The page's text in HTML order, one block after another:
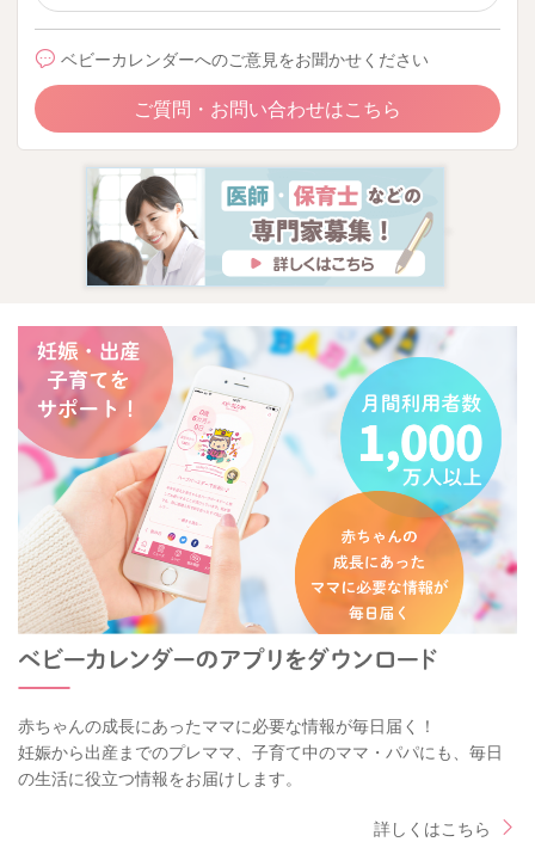
ベビーカレンダーへのご意見をお聞かせください
ご質問・お問い合わせはこちら
赤ちゃんの成長にあったママに必要な情報が毎日届く！
妊娠から出産までのプレママ、子育て中のママ・パパにも、毎日
の生活に役立つ情報をお届けします。
詳しくはこちら